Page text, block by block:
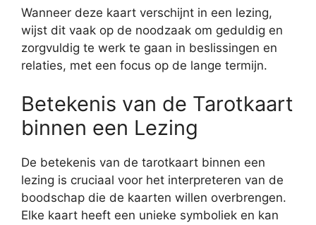
Wanneer deze kaart verschijnt in een lezing,
wijst dit vaak op de noodzaak om geduldig en
zorgvuldig te werk te gaan in beslissingen en
relaties, met een focus op de lange termijn.
Betekenis van de Tarotkaart
binnen een Lezing
De betekenis van de tarotkaart binnen een
lezing is cruciaal voor het interpreteren van de
boodschap die de kaarten willen overbrengen.
Elke kaart heeft een unieke symboliek en kan